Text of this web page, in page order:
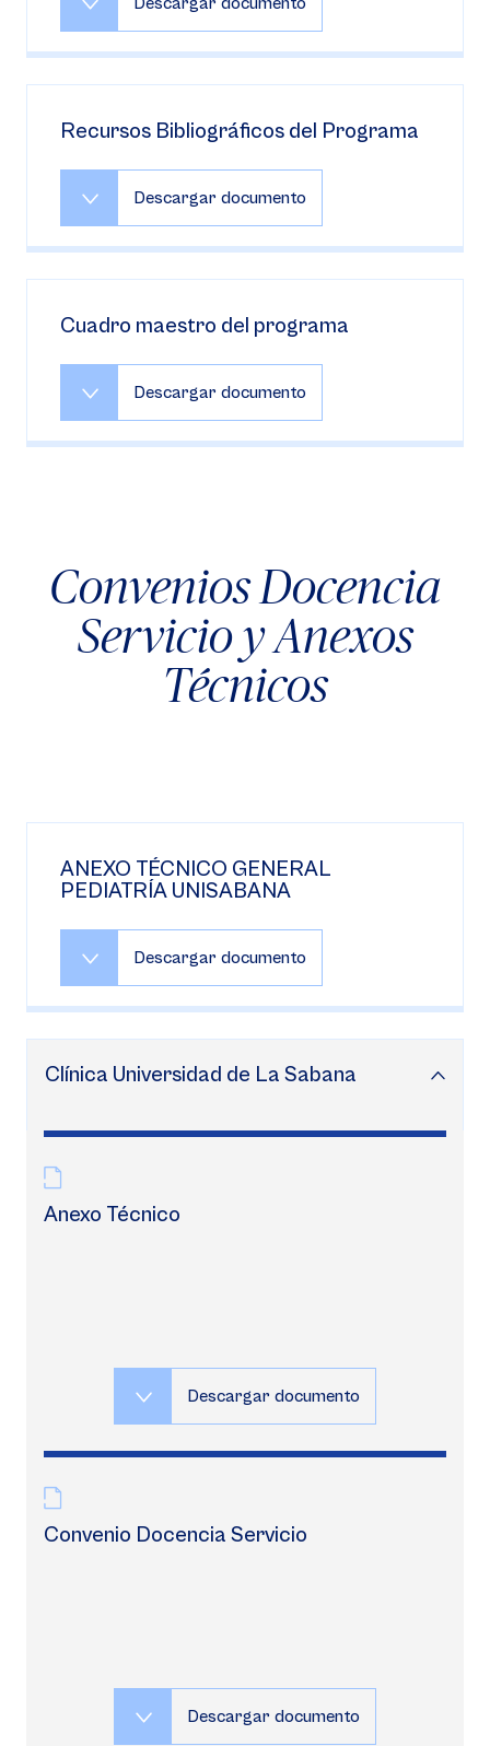
Recursos Bibliográficos del Programa
Descargar documento
Cuadro maestro del programa
Descargar documento
Convenios Docencia
Servicio y Anexos
Técnicos
ANEXO TÉCNICO GENERAL
PEDIATRÍA UNISABANA
Descargar documento
Clínica Universidad de La Sabana
Anexo Técnico
Descargar documento
Convenio Docencia Servicio
Descargar documento